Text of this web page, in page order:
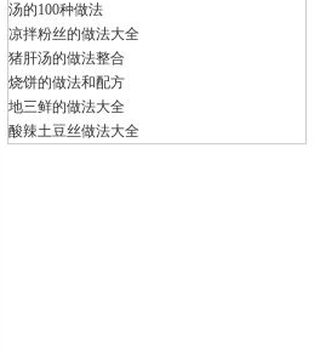
汤的100种做法
凉拌粉丝的做法大全
猪肝汤的做法整合
烧饼的做法和配方
地三鲜的做法大全
酸辣土豆丝做法大全